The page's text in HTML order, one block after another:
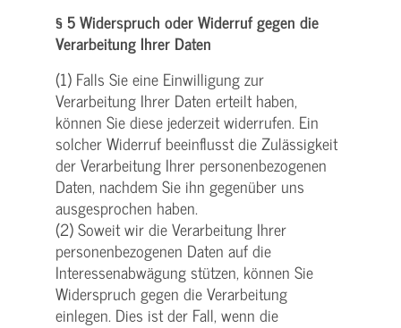
§ 5 Widerspruch oder Widerruf gegen die
Verarbeitung Ihrer Daten
(1) Falls Sie eine Einwilligung zur
Verarbeitung Ihrer Daten erteilt haben,
können Sie diese jederzeit widerrufen. Ein
solcher Widerruf beeinflusst die Zulässigkeit
der Verarbeitung Ihrer personenbezogenen
Daten, nachdem Sie ihn gegenüber uns
ausgesprochen haben.
(2) Soweit wir die Verarbeitung Ihrer
personenbezogenen Daten auf die
Interessenabwägung stützen, können Sie
Widerspruch gegen die Verarbeitung
einlegen. Dies ist der Fall, wenn die